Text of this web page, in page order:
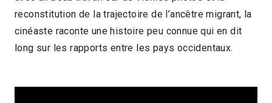
reconstitution de la trajectoire de l’ancêtre migrant, la
cinéaste raconte une histoire peu connue qui en dit
long sur les rapports entre les pays occidentaux.